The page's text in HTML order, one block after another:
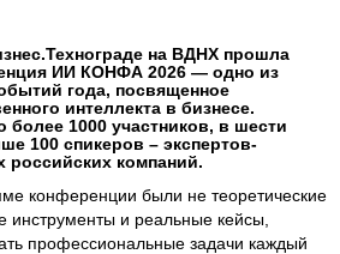
на ВДНХ прошла
ИИ КОНФА 2026 — одно из
года, посвященное
интеллекта в бизнесе.
1000 участников, в шести
100 спикеров – экспертов-
российских компаний.
конференции были не теоретические
инструменты и реальные кейсы,
профессиональные задачи каждый